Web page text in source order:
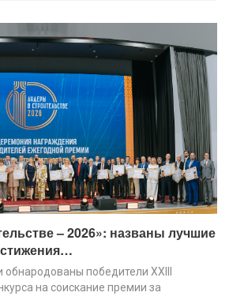
– 2026»: названы лучшие
победители XХIII
на соискание премии за